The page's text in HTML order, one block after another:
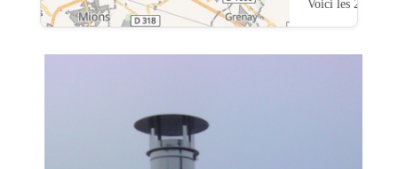
Voici les 20